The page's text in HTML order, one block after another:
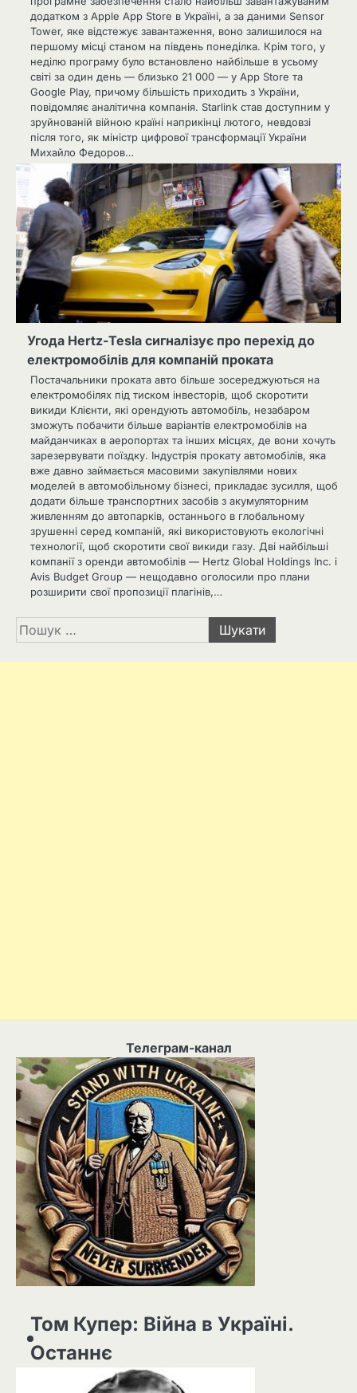
додатком з Apple App Store в Україні, а за даними Sensor
Tower, яке відстежує завантаження, воно залишилося на
першому місці станом на південь понеділка. Крім того, у
неділю програму було встановлено найбільше в усьому
світі за один день — близько 21 000 — у App Store та
Google Play, причому більшість приходить з України,
повідомляє аналітична компанія. Starlink став доступним у
зруйнованій війною країні наприкінці лютого, невдовзі
після того, як міністр цифрової трансформації України
Михайло Федоров…
Угода Hertz-Tesla сигналізує про перехід до
електромобілів для компаній проката
Постачальники проката авто більше зосереджуються на
електромобілях під тиском інвесторів, щоб скоротити
викиди Клієнти, які орендують автомобіль, незабаром
зможуть побачити більше варіантів електромобілів на
майданчиках в аеропортах та інших місцях, де вони хочуть
зарезервувати поїздку. Індустрія прокату автомобілів, яка
вже давно займається масовими закупівлями нових
моделей в автомобільному бізнесі, прикладає зусилля, щоб
додати більше транспортних засобів з акумуляторним
живленням до автопарків, останнього в глобальному
зрушенні серед компаній, які використовують екологічні
технології, щоб скоротити свої викиди газу. Дві найбільші
компанії з оренди автомобілів — Hertz Global Holdings Inc. і
Avis Budget Group — нещодавно оголосили про плани
розширити свої пропозиції плагінів,…
Пошук:
Телеграм-канал
Том Купер: Війна в Україні.
Останнє